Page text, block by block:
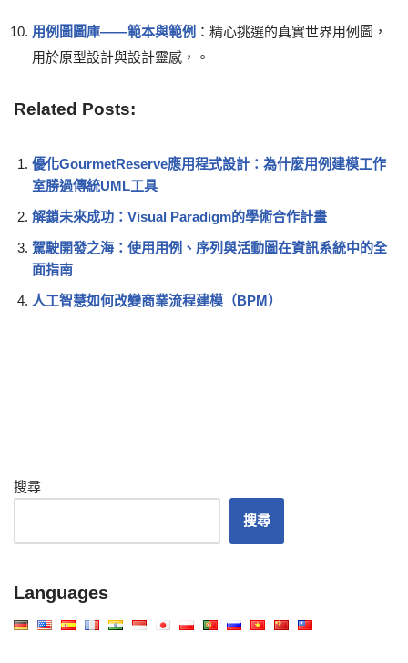
用例圖圖庫——範本與範例 ：精心挑選的真實世界用例圖，
用於原型設計與設計靈感，。
Related Posts:
優化GourmetReserve應用程式設計：為什麼用例建模工作
室勝過傳統UML工具
解鎖未來成功：Visual Paradigm的學術合作計畫
駕駛開發之海：使用用例、序列與活動圖在資訊系統中的全
面指南
人工智慧如何改變商業流程建模（BPM）
搜尋
搜尋
Languages